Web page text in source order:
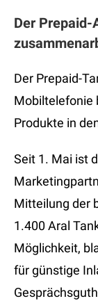
Der
Der Prepaid-
Mobiltelefonie
Produkte in
Seit 1. Mai ist
Mitteilung der
1.400 Aral
Möglichkeit,
für günstige